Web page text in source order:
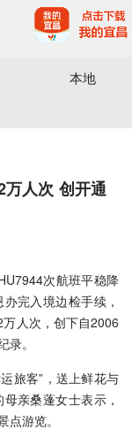
本地
万人次 创开通
次航班平稳降
完入境边检手续，
人次，创下自2006
。
旅客”，送上鲜花与
亲桑蓬女士表示，
游览。